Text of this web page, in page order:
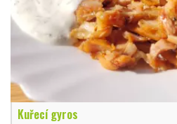
Kuřecí gyros